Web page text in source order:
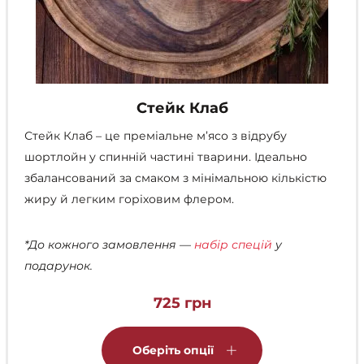
Стейк Клаб
Стейк Клаб – це преміальне м’ясо з відрубу
шортлойн у спинній частині тварини. Ідеально
збалансований за смаком з мінімальною кількістю
жиру й легким горіховим флером.
*До кожного замовлення — набір спецій у
подарунок.
725 грн
Оберіть опції